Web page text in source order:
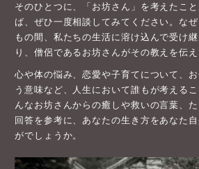
そのひとつに、「お坊さん」を考えたこ
ば、ぜひ一度相談してみてください。な
もの間、私たちの生活に溶け込んで受け
り、僧侶であるお坊さんがその教えを伝え
心や体の悩み、恋愛や子育てについて、
う意味など、人生において誰もが考える
んなお坊さんからの癒しや救いの言葉、
回答を参考に、あなたの生き方をあなた
がでしょうか。